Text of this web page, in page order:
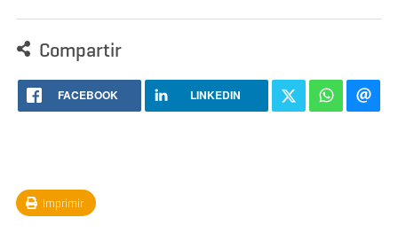
Compartir
FACEBOOK LINKEDIN
Imprimir